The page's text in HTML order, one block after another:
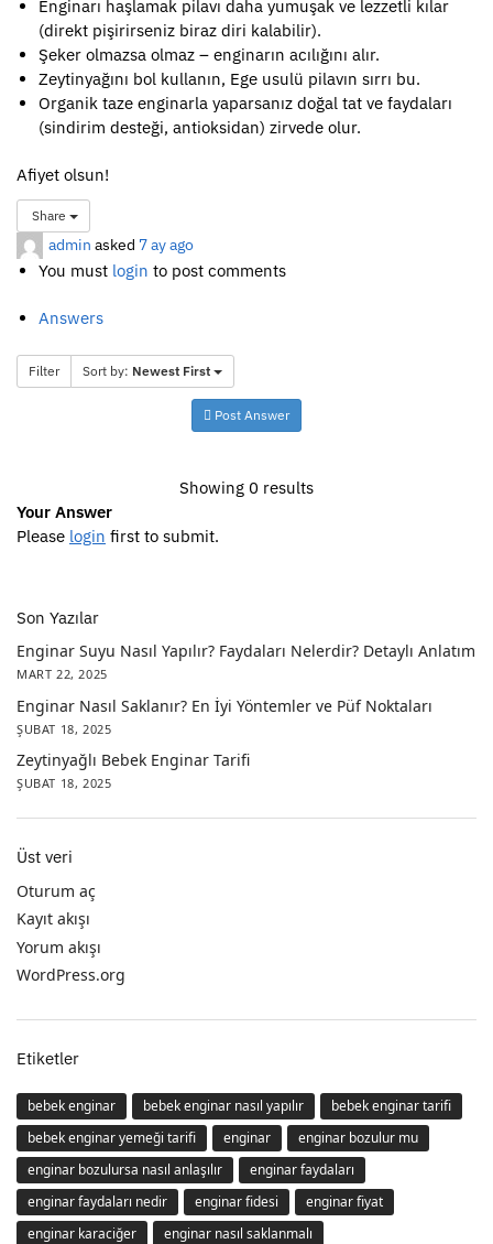
Enginarı haşlamak pilavı daha yumuşak ve lezzetli kılar
(direkt pişirirseniz biraz diri kalabilir).
Şeker olmazsa olmaz – enginarın acılığını alır.
Zeytinyağını bol kullanın, Ege usulü pilavın sırrı bu.
Organik taze enginarla yaparsanız doğal tat ve faydaları
(sindirim desteği, antioksidan) zirvede olur.
Afiyet olsun!
Share
admin asked 7 ay ago
You must login to post comments
Answers
Filter Sort by: Newest First
Post Answer
Showing 0 results
Your Answer
Please login first to submit.
Son Yazılar
Enginar Suyu Nasıl Yapılır? Faydaları Nelerdir? Detaylı Anlatım
MART 22, 2025
Enginar Nasıl Saklanır? En İyi Yöntemler ve Püf Noktaları
ŞUBAT 18, 2025
Zeytinyağlı Bebek Enginar Tarifi
ŞUBAT 18, 2025
Üst veri
Oturum aç
Kayıt akışı
Yorum akışı
WordPress.org
Etiketler
bebek enginar bebek enginar nasıl yapılır
bebek enginar tarifi
bebek enginar yemeği tarifi
enginar
enginar bozulur mu
enginar bozulursa nasıl anlaşılır
enginar faydaları
enginar faydaları nedir
enginar fidesi
enginar fiyat
enginar karaciğer
enginar nasıl saklanmalı